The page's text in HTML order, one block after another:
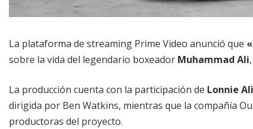
La plataforma de streaming Prime Video anunció que
sobre la vida del legendario boxeador Muhammad Ali
La producción cuenta con la participación de Lonnie Ali
dirigida por Ben Watkins, mientras que la compañía
productoras del proyecto.